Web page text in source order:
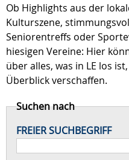
Ob Highlights aus der
Kulturszene,
Seniorentreffs oder
hiesigen Vereine: Hier
über alles, was in LE los
Überblick verschaffen.
Suchen nach
FREIER SUCHBEGRIFF